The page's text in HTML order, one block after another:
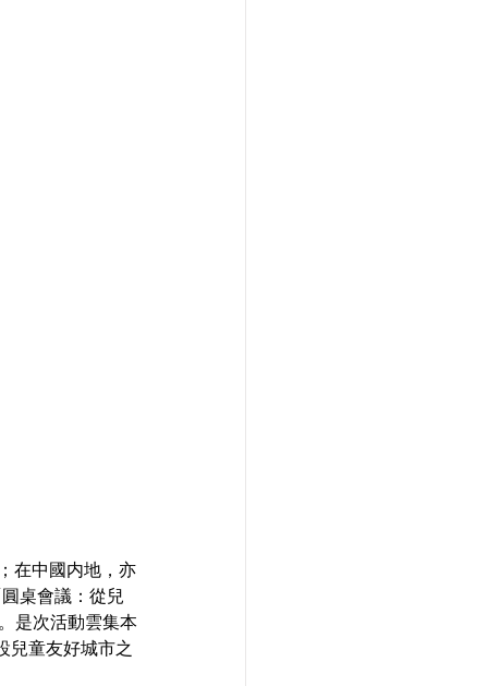
在中國内地，亦
桌會議：從兒
是次活動雲集本
兒童友好城市之